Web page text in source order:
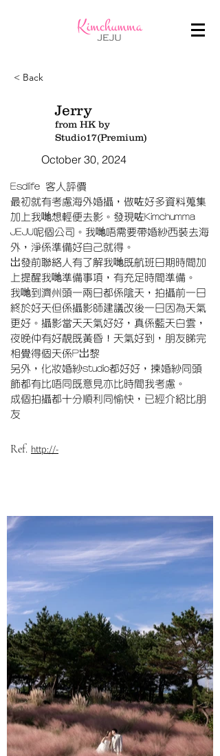
< Back
Jerry
from HK by
Studio17(Premium)
October 30, 2024
Esdlife 客人評價
最初就有考慮海外婚攝，做咗好多資料蒐集
加上我哋想輕便去影。發現咗Kimchumma
JEJU呢個公司。我哋唔需要帶婚紗西裝去海
外，淨係準備好自己就得。
岀發前聯絡人有了解我哋既航班日期時間加
上提醒我哋準備事項，有充足時間準備。
我哋到濟州頭一兩日都係陰天，拍攝前一日
終於好天但係攝影師建議改後一日因為天氣
更好。攝影當天天氣好好，真係藍天白雲，
夜晚仲有好靚既黃昏！天氣好到，朋友睇完
相覺得個天係P岀黎
另外，化妝婚紗studio都好好，揀婚紗同頭
飾都有比唔同既意見亦比時間我考慮。
成個拍攝都十分順利同愉快，已經介紹比朋
友
Ref. http://-